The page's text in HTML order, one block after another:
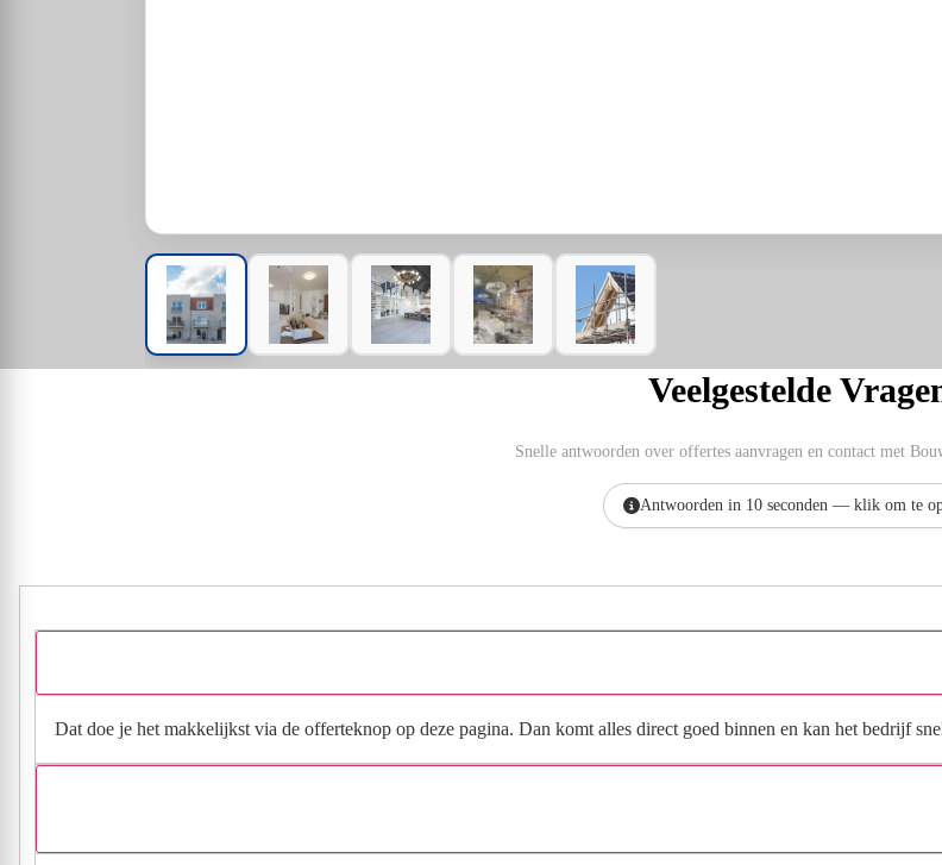
Veelgestelde
Snelle antwoorden over offertes aanvragen en contact met
Antwoorden in 10 seconden — klik om te
Dat doe je het makkelijkst via de offerteknop op deze pagina. Dan komt alles direct goed binnen en kan het bedrijf